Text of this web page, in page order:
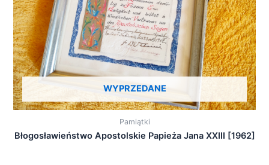
WYPRZEDANE
Pamiątki
Błogosławieństwo Apostolskie Papieża Jana XXIII [1962]